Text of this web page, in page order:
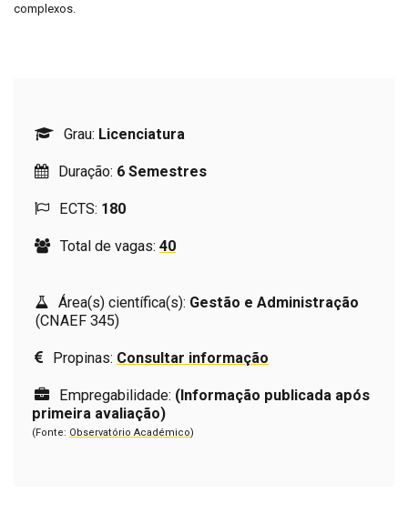
complexos.
Grau: Licenciatura
Duração: 6 Semestres
ECTS: 180
Total de vagas: 40
Área(s) científica(s): Gestão e Administração
(CNAEF 345)
Propinas: Consultar informação
Empregabilidade: (Informação publicada após
primeira avaliação)
(Fonte: Observatório Académico)